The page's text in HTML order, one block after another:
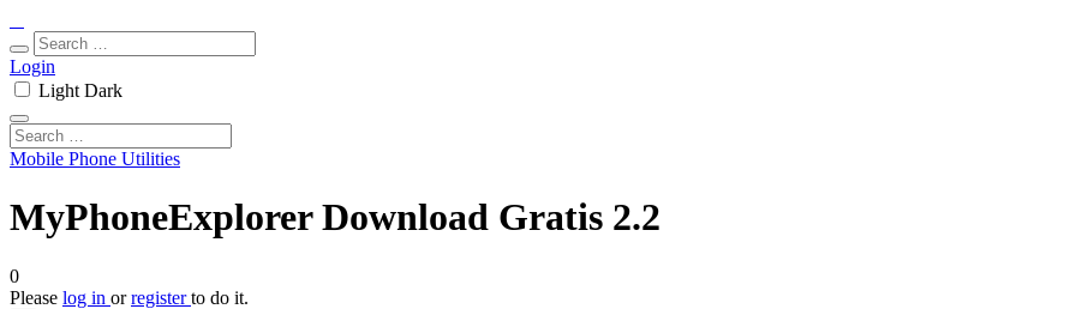
Login
Light Dark
Mobile Phone Utilities
MyPhoneExplorer Download Gratis 2.2
0
Please log in orregisterto do it.